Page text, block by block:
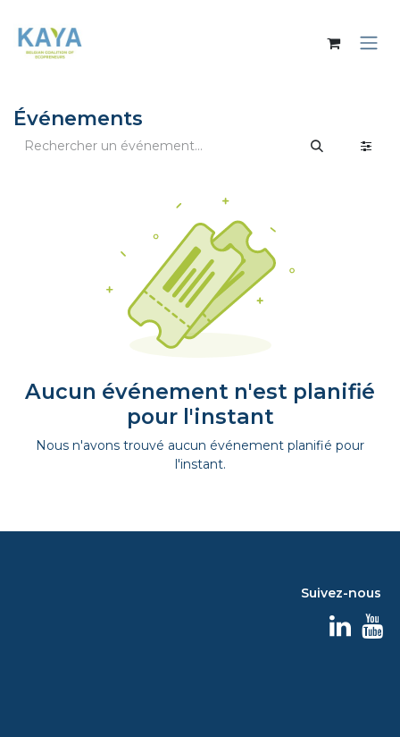
Événements
Aucun événement n'est planifié
pour l'instant
Nous n'avons trouvé aucun événement planifié pour
l'instant.
Suivez-nous